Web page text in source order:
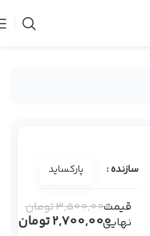
سازنده : پارکساید
قیمت
نهایی
3,500,000تومان
2,700,000تومان